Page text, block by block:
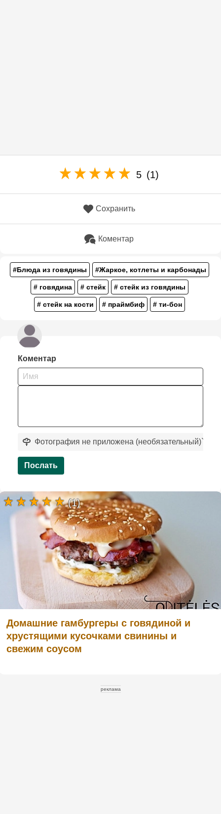
5 (1)
Сохранить
Коментар
#Блюда из говядины #Жаркое, котлеты и карбонады
# говядина # стейк # стейк из говядины
# стейк на кости # праймбиф # ти-бон
Коментар
Фотография не приложена (необязательный)`
Послать
Домашние гамбургеры с говядиной и
хрустящими кусочками свинины и
свежим соусом
(1)
реклама